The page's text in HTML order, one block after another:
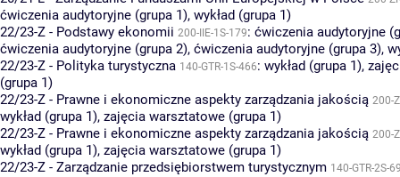
ćwiczenia audytoryjne (grupa 1), wykład (grupa 1)
22/23-Z - Podstawy ekonomii 200-IIE-1S-179: ćwiczenia audytoryjne
ćwiczenia audytoryjne (grupa 2), ćwiczenia audytoryjne (grupa 3),
22/23-Z - Polityka turystyczna 140-GTR-1S-466: wykład (grupa 1),
(grupa 1)
22/23-Z - Prawne i ekonomiczne aspekty zarządzania jakością 200-
wykład (grupa 1), zajęcia warsztatowe (grupa 1)
22/23-Z - Prawne i ekonomiczne aspekty zarządzania jakością 200-
wykład (grupa 1), zajęcia warsztatowe (grupa 1)
22/23-Z - Zarządzanie przedsiębiorstwem turystycznym 140-GTR-2S-